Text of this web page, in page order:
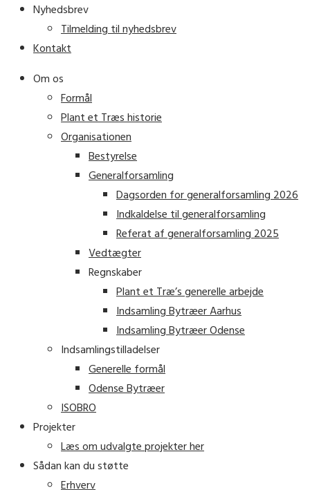
Nyhedsbrev
Tilmelding til nyhedsbrev
Kontakt
Om os
Formål
Plant et Træs historie
Organisationen
Bestyrelse
Generalforsamling
Dagsorden for generalforsamling 2026
Indkaldelse til generalforsamling
Referat af generalforsamling 2025
Vedtægter
Regnskaber
Plant et Træ’s generelle arbejde
Indsamling Bytræer Aarhus
Indsamling Bytræer Odense
Indsamlingstilladelser
Generelle formål
Odense Bytræer
ISOBRO
Projekter
Læs om udvalgte projekter her
Sådan kan du støtte
Erhverv